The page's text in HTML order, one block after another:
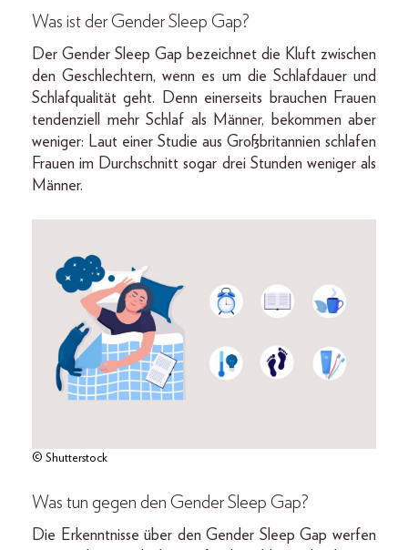
Was ist der Gender Sleep Gap?
Der Gender Sleep Gap bezeichnet die Kluft zwischen
den Geschlechtern, wenn es um die Schlafdauer und
Schlafqualität geht. Denn einerseits brauchen Frauen
tendenziell mehr Schlaf als Männer, bekommen aber
weniger: Laut einer Studie aus Großbritannien schlafen
Frauen im Durchschnitt sogar drei Stunden weniger als
Männer.
© Shutterstock
Was tun gegen den Gender Sleep Gap?
Die Erkenntnisse über den Gender Sleep Gap werfen